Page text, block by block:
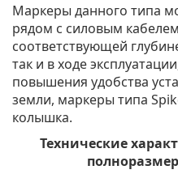
Маркеры данного типа
рядом с силовым
соответствующей
так и в ходе
повышения удобства
земли, маркеры типа
колышка.
Технические